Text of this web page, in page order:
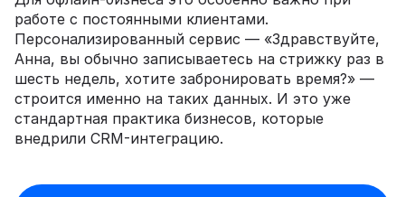
работе с постоянными клиентами.
Персонализированный сервис — «Здравствуйте,
Анна, вы обычно записываетесь на стрижку раз в
шесть недель, хотите забронировать время?» —
строится именно на таких данных. И это уже
стандартная практика бизнесов, которые
внедрили CRM-интеграцию.